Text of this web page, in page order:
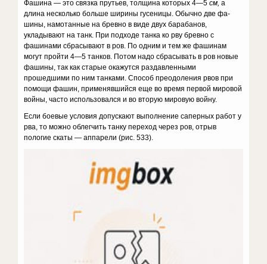
Фашина — это связка прутьев, толщина которых 4—5см,а
длина несколько больше ширины гусеницы. Обычно две фа­
шины, намотанные на бревно в виде двух барабанов,
укладывают на танк. При подходе танка ко рву бревно с
фашинами сбрасывают в ров. По одним и тем же фашинам
могут пройти 4—5 танков. Потом надо сбрасывать в ров новые
фашины, так как старые окажутся раздавлен­ными
прошедшими по ним танками. Способ преодоления рвов при
по­мощи фашин, применявшийся еще во время первой мировой
войны, ча­сто использовался и во вторую мировую войну.
Если боевые условия допускают выполнение саперных работ у
рва, то можно облегчить танку переход через ров, отрыв
пологие скаты — аппарели (рис. 533).